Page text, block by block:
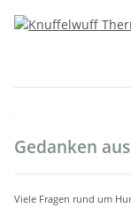
Gedanken
Viele Fragen rund um